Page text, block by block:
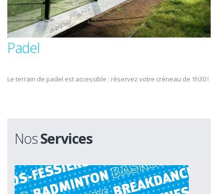
Padel
Le terrain de padel est accessible : réservez votre créneau de 1h30 !
NosServices